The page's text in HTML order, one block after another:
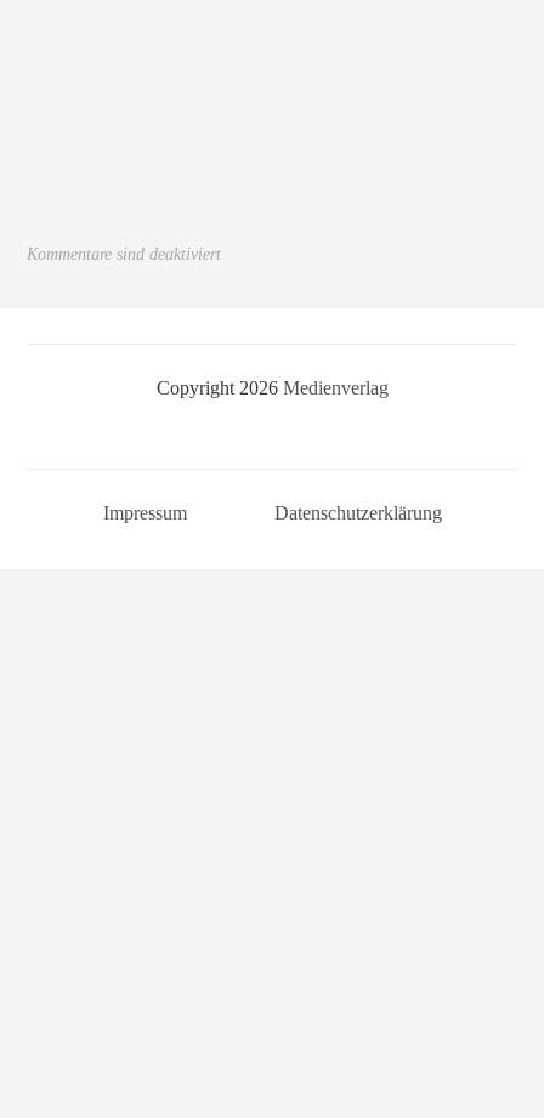
Kommentare sind deaktiviert
Copyright 2026 Medienverlag
Impressum Datenschutzerklärung